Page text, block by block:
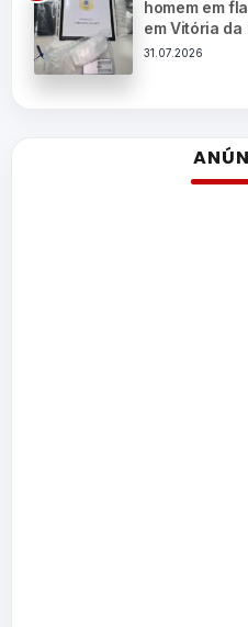
homem em
em Vitória da
31.07.2026